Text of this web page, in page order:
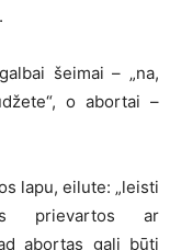
šeimai – „na,
o abortai –
lapu, eilute: „leisti
prievartos ar
abortas gali būti